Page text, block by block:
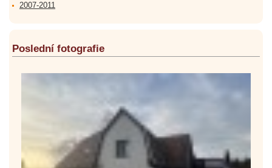
2007-2011
Poslední fotografie